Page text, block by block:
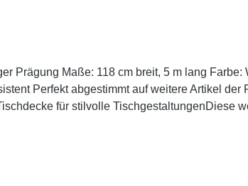
für stilvolle TischgestaltungenDiese